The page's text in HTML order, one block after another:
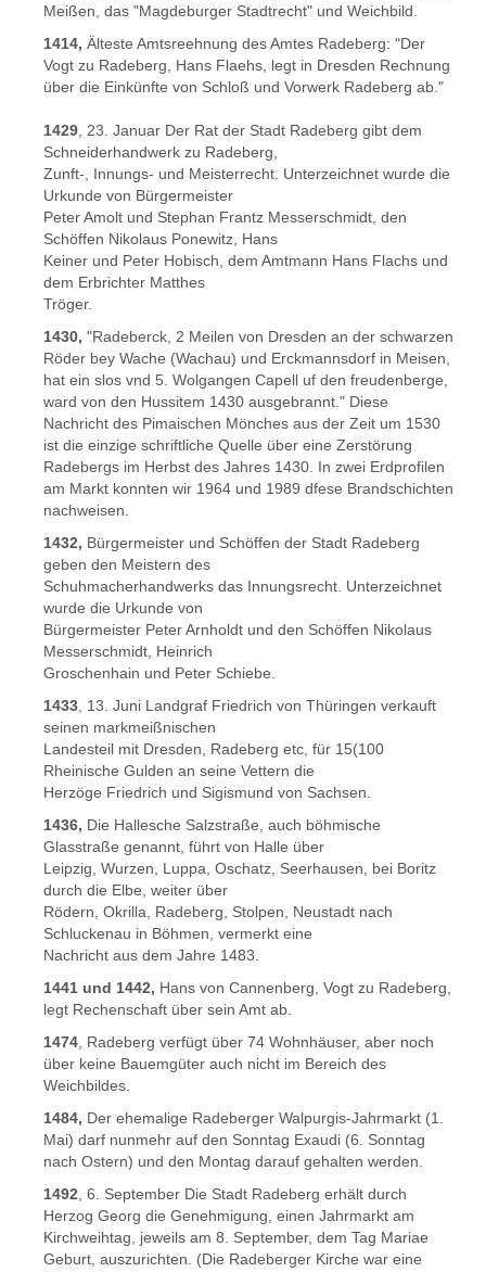
Meißen, das "Magdeburger Stadtrecht" und Weichbild.
1414, Älteste Amtsreehnung des Amtes Radeberg: "Der
Vogt zu Radeberg, Hans Flaehs, legt in Dresden Rechnung
über die Einkünfte von Schloß und Vorwerk Radeberg ab."
1429 , 23. Januar Der Rat der Stadt Radeberg gibt dem
Schneiderhandwerk zu Radeberg,
Zunft-, Innungs- und Meisterrecht. Unterzeichnet wurde die
Urkunde von Bürgermeister
Peter Amolt und Stephan Frantz Messerschmidt, den
Schöffen Nikolaus Ponewitz, Hans
Keiner und Peter Hobisch, dem Amtmann Hans Flachs und
dem Erbrichter Matthes
Tröger.
1430, "Radeberck, 2 Meilen von Dresden an der schwarzen
Röder bey Wache (Wachau) und Erckmannsdorf in Meisen,
hat ein slos vnd 5. Wolgangen Capell uf den freudenberge,
ward von den Hussitem 1430 ausgebrannt." Diese
Nachricht des Pimaischen Mönches aus der Zeit um 1530
ist die einzige schriftliche Quelle über eine Zerstörung
Radebergs im Herbst des Jahres 1430. In zwei Erdprofilen
am Markt konnten wir 1964 und 1989 dfese Brandschichten
nachweisen.
1432, Bürgermeister und Schöffen der Stadt Radeberg
geben den Meistern des
Schuhmacherhandwerks das Innungsrecht. Unterzeichnet
wurde die Urkunde von
Bürgermeister Peter Arnholdt und den Schöffen Nikolaus
Messerschmidt, Heinrich
Groschenhain und Peter Schiebe.
1433 , 13. Juni Landgraf Friedrich von Thüringen verkauft
seinen markmeißnischen
Landesteil mit Dresden, Radeberg etc, für 15(100
Rheinische Gulden an seine Vettern die
Herzöge Friedrich und Sigismund von Sachsen.
1436, Die Hallesche Salzstraße, auch böhmische
Glasstraße genannt, führt von Halle über
Leipzig, Wurzen, Luppa, Oschatz, Seerhausen, bei Boritz
durch die Elbe, weiter über
Rödern, Okrilla, Radeberg, Stolpen, Neustadt nach
Schluckenau in Böhmen, vermerkt eine
Nachricht aus dem Jahre 1483.
1441 und 1442, Hans von Cannenberg, Vogt zu Radeberg,
legt Rechenschaft über sein Amt ab.
1474 , Radeberg verfügt über 74 Wohnhäuser, aber noch
über keine Bauemgüter auch nicht im Bereich des
Weichbildes.
1484, Der ehemalige Radeberger Walpurgis-Jahrmarkt (1.
Mai) darf nunmehr auf den Sonntag Exaudi (6. Sonntag
nach Ostern) und den Montag darauf gehalten werden.
1492 , 6. September Die Stadt Radeberg erhält durch
Herzog Georg die Genehmigung, einen Jahrmarkt am
Kirchweihtag, jeweils am 8. September, dem Tag Mariae
Geburt, auszurichten. (Die Radeberger Kirche war eine